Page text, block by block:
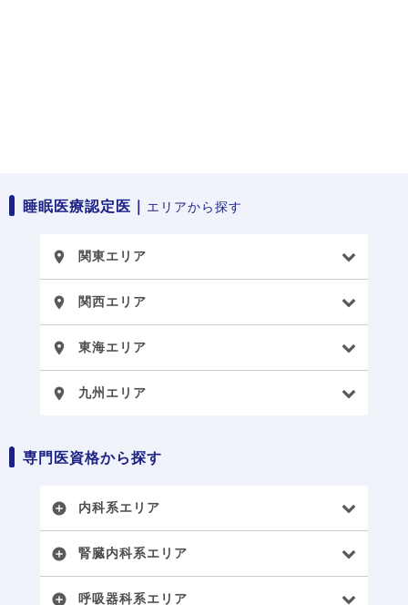
睡眠医療認定医｜ エリアから探す
place 関東エリア
place 関西エリア
place 東海エリア
place 九州エリア
専門医資格から探す
add_circle 内科系エリア
add_circle 腎臓内科系エリア
add_circle 呼吸器科系エリア